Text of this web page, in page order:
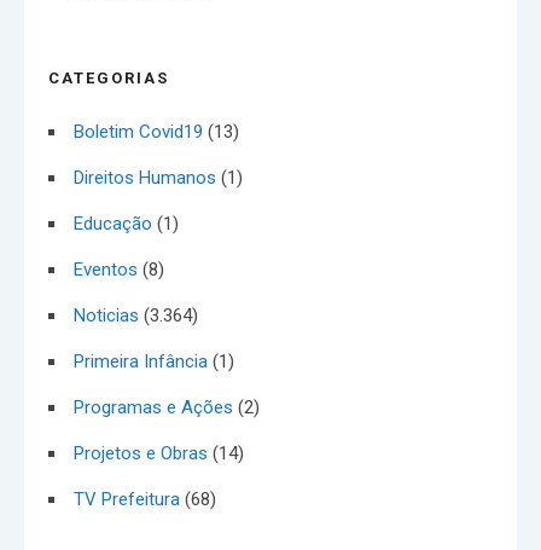
CATEGORIAS
Boletim Covid19 (13)
Direitos Humanos (1)
Educação (1)
Eventos (8)
Noticias (3.364)
Primeira Infância (1)
Programas e Ações (2)
Projetos e Obras (14)
TV Prefeitura (68)